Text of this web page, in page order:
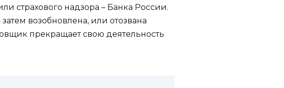
страхового надзора – Банка России.
возобновлена, или отозвана
прекращает свою деятельность